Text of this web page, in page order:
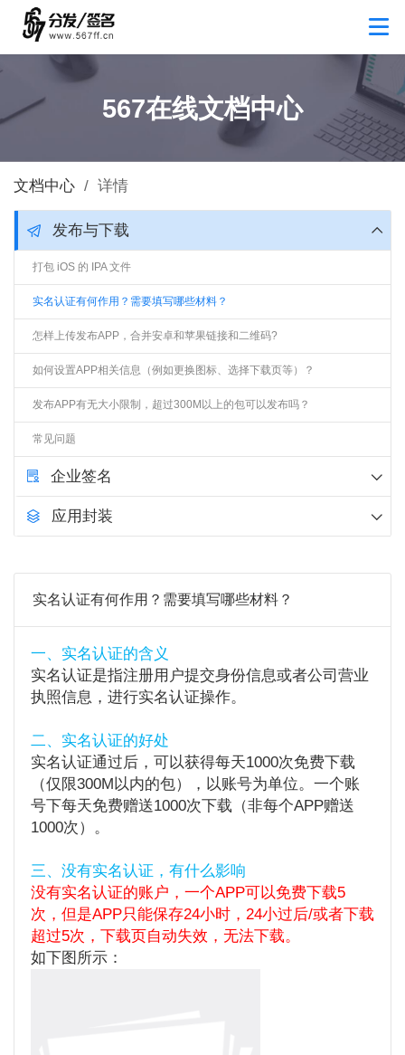
567在线文档中心
文档中心 / 详情
发布与下载
打包 iOS 的 IPA 文件
实名认证有何作用？需要填写哪些材料？
怎样上传发布APP，合并安卓和苹果链接和二维码?
如何设置APP相关信息（例如更换图标、选择下载页等）？
发布APP有无大小限制，超过300M以上的包可以发布吗？
常见问题
企业签名
应用封装
实名认证有何作用？需要填写哪些材料？
一、实名认证的含义
实名认证是指注册用户提交身份信息或者公司营业
执照信息，进行实名认证操作。
二、实名认证的好处
实名认证通过后，可以获得每天1000次免费下载
（仅限300M以内的包），以账号为单位。一个账
号下每天免费赠送1000次下载（非每个APP赠送
1000次）。
三、没有实名认证，有什么影响
没有实名认证的账户，一个APP可以免费下载5
次，但是APP只能保存24小时，24小过后/或者下载
超过5次 ，下载页自动失效，无法下载。
如下图所示：